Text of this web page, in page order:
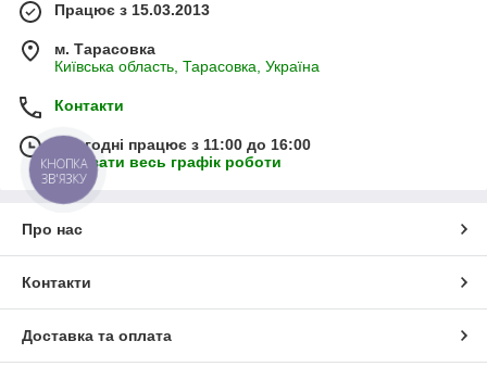
Працює з 15.03.2013
м. Тарасовка
Київська область, Тарасовка, Україна
Контакти
Сьогодні працює з 11:00 до 16:00
Показати весь графік роботи
Про нас
Контакти
Доставка та оплата
КНОПКА
ЗВ'ЯЗКУ